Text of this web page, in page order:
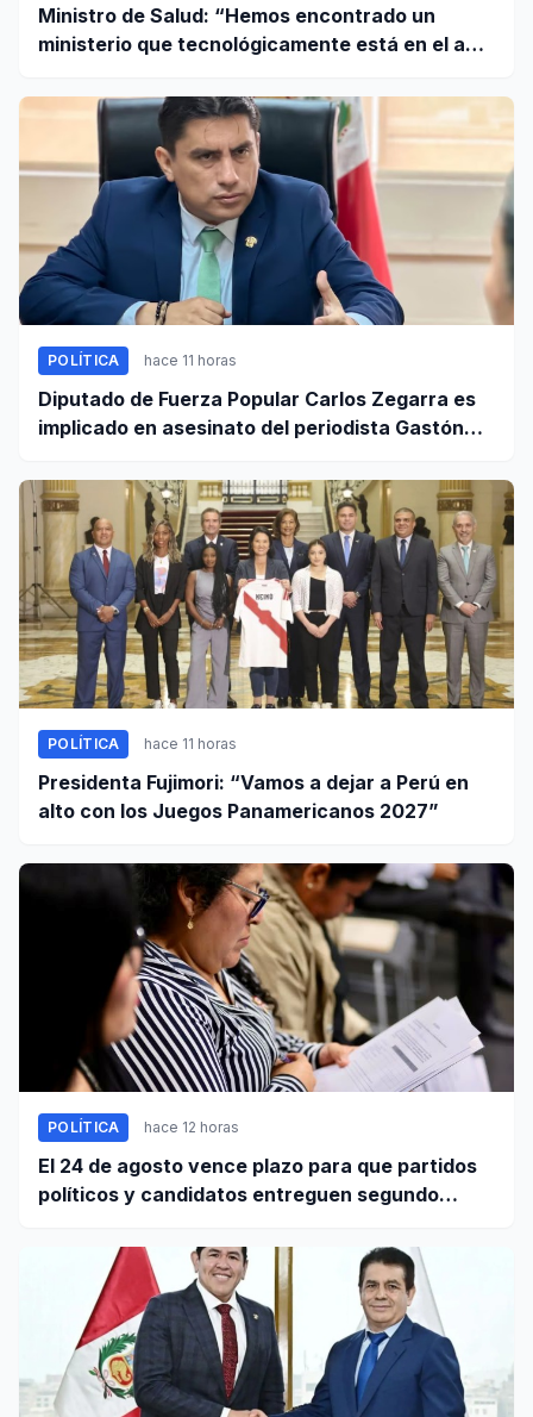
Ministro de Salud: “Hemos encontrado un
ministerio que tecnológicamente está en el año
POLÍTICA hace 11 horas
Diputado de Fuerza Popular Carlos Zegarra es
implicado en asesinato del periodista Gastón
POLÍTICA hace 11 horas
Presidenta Fujimori: “Vamos a dejar a Perú en
alto con los Juegos Panamericanos 2027”
POLÍTICA hace 12 horas
El 24 de agosto vence plazo para que partidos
políticos y candidatos entreguen segundo